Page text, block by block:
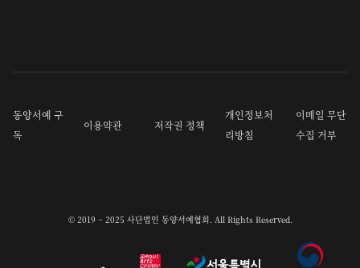
동양서예 구
독
이용약관 저작권 정책
개인정보처
리방침
이메일 무단
수집 거부
© 2019 ~ 2025 사단법인 동양서예협회. All Rights Reserved.